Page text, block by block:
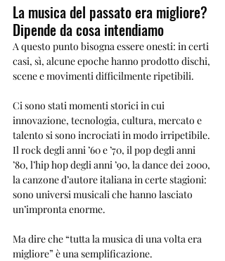
La musica del passato era migliore?
Dipende da cosa intendiamo
A questo punto bisogna essere onesti: in certi
casi, sì, alcune epoche hanno prodotto dischi,
scene e movimenti difficilmente ripetibili.
Ci sono stati momenti storici in cui
innovazione, tecnologia, cultura, mercato e
talento si sono incrociati in modo irripetibile.
Il rock degli anni ’60 e ’70, il pop degli anni
’80, l’hip hop degli anni ’90, la dance dei 2000,
la canzone d’autore italiana in certe stagioni:
sono universi musicali che hanno lasciato
un’impronta enorme.
Ma dire che “tutta la musica di una volta era
migliore” è una semplificazione.